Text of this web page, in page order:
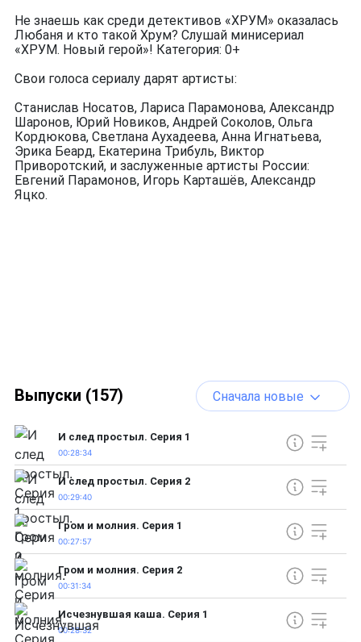
Не знаешь как среди детективов «ХРУМ» оказалась
Любаня и кто такой Хрум? Слушай минисериал
«ХРУМ. Новый герой»! Категория: 0+
Свои голоса сериалу дарят артисты:
Станислав Носатов, Лариса Парамонова, Александр
Шаронов, Юрий Новиков, Андрей Соколов, Ольга
Кордюкова, Светлана Аухадеева, Анна Игнатьева,
Эрика Беард, Екатерина Трибуль, Виктор
Приворотский, и заслуженные артисты России:
Евгений Парамонов, Игорь Карташёв, Александр
Яцко.
Выпуски (157) Сначала новые
И след простыл. Серия 1
00:28:34
И след простыл. Серия 2
00:29:40
Гром и молния. Серия 1
00:27:57
Гром и молния. Серия 2
00:31:34
Исчезнувшая каша. Серия 1
00:28:32